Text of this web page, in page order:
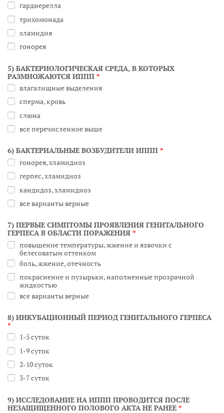
гарднерелла
трихомонада
хламидия
гонорея
5) БАКТЕРИОЛОГИЧЕСКАЯ СРЕДА, В КОТОРЫХ
РАЗМНОЖАЮТСЯ ИППП*
влагалищные выделения
сперма, кровь
слюна
все перечисленное выше
6) БАКТЕРИАЛЬНЫЕ ВОЗБУДИТЕЛИ ИППП*
гонорея, хламидиоз
герпес, хламидиоз
кандидоз, хламидиоз
все варианты верные
7) ПЕРВЫЕ СИМПТОМЫ ПРОЯВЛЕНИЯ ГЕНИТАЛЬНОГО
ГЕРПЕСА В ОБЛАСТИ ПОРАЖЕНИЯ*
повышение температуры, жжение и язвочки с
белесоватым оттенком
боль, жжение, отечность
покраснение и пузырьки, наполненные прозрачной
жидкостью
все варианты верные
8) ИНКУБАЦИОННЫЙ ПЕРИОД ГЕНИТАЛЬНОГО ГЕРПЕСА
*
1-5 суток
1-9 суток
2-10 суток
3-7 суток
9) ИССЛЕДОВАНИЕ НА ИППП ПРОВОДИТСЯ ПОСЛЕ
НЕЗАЩИЩЕННОГО ПОЛОВОГО АКТА НЕ РАНЕЕ*